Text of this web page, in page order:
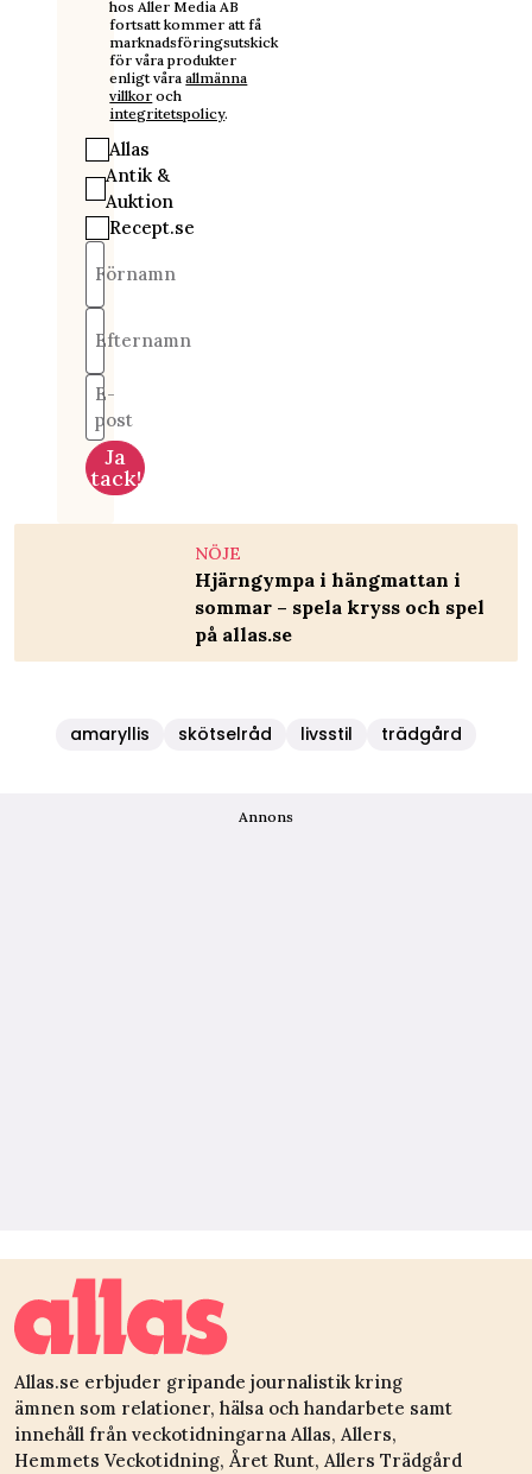
hos Aller Media AB
fortsatt kommer att få
marknadsföringsutskick
för våra produkter
enligt våraallmänna
villkor och
integritetspolicy.
Allas
Antik &
Auktion
Recept.se
Förnamn
Efternamn
E-
post
Ja
tack!
NÖJE
Hjärngympa i hängmattan i
sommar – spela kryss och spel
på allas.se
amaryllis skötselråd livsstil trädgård
Annons
Allas.se erbjuder gripande journalistik kring
ämnen som relationer, hälsa och handarbete samt
innehåll från veckotidningarna Allas, Allers,
Hemmets Veckotidning, Året Runt, Allers Trädgård